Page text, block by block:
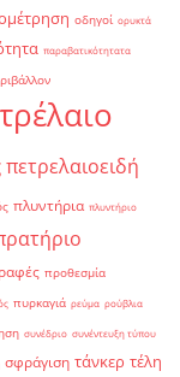
οδηγοί ορυκτά
παραβατικότητατα
πετρελαιοειδή
πλυντήρια πλυντήριο
προθεσμία
πυρκαγιά ρεύμα ρούβλια
συνέδριο συνέντευξη τύπου
σφράγιση τάνκερ τέλη